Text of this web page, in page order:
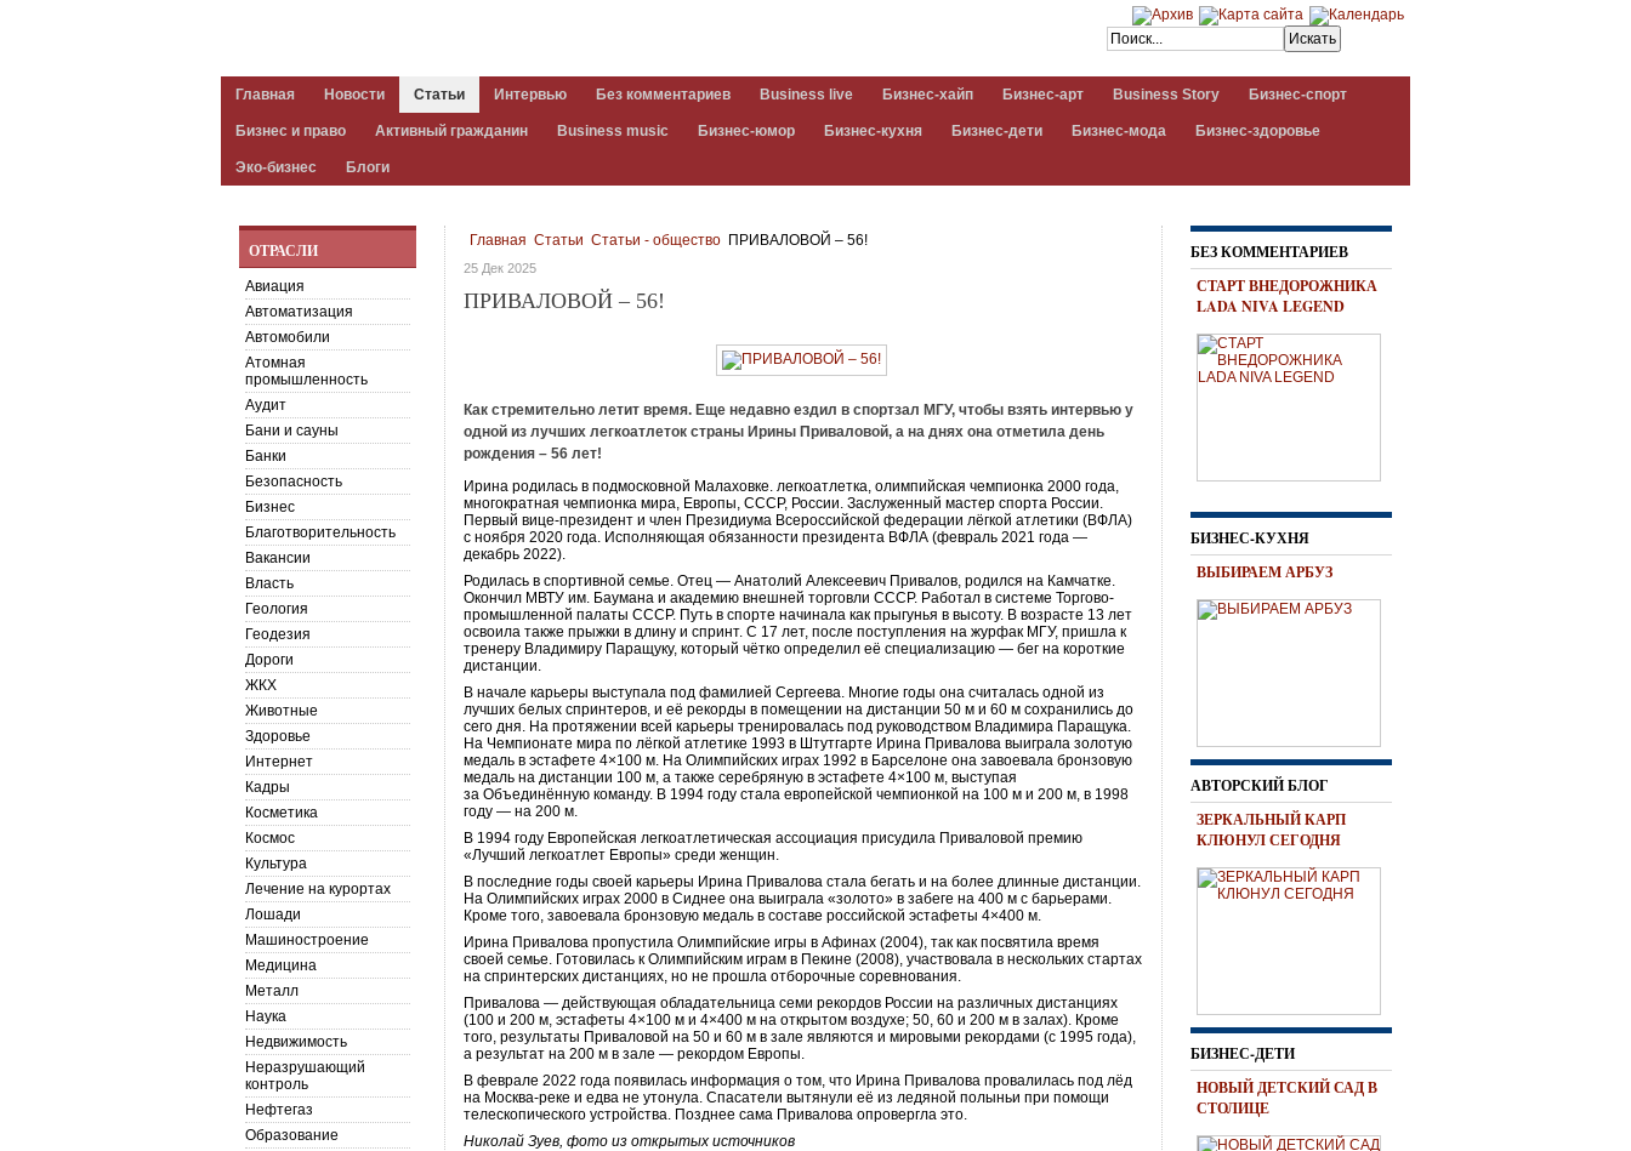
Главная Новости Статьи Интервью Без комментариев Business live Бизнес-хайп Бизнес-арт Business Story Бизнес-спорт
Бизнес и право Активный гражданин Business music Бизнес-юмор Бизнес-кухня Бизнес-дети Бизнес-мода Бизнес-здоровье
Эко-бизнес Блоги
Главная Статьи Статьи - общество ПРИВАЛОВОЙ – 56!
25 Дек 2025
ПРИВАЛОВОЙ – 56!
Как стремительно летит время. Еще недавно ездил в спортзал МГУ, чтобы взять интервью у
одной из лучших легкоатлеток страны Ирины Приваловой, а на днях она отметила день
рождения – 56 лет!
Ирина родилась в подмосковной Малаховке. легкоатлетка, олимпийская чемпионка 2000 года,
многократная чемпионка мира, Европы, СССР, России. Заслуженный мастер спорта России.
Первый вице-президент и член Президиума Всероссийской федерации лёгкой атлетики (ВФЛА)
с ноября 2020 года. Исполняющая обязанности президента ВФЛА (февраль 2021 года —
декабрь 2022).
Родилась в спортивной семье. Отец — Анатолий Алексеевич Привалов, родился на Камчатке.
Окончил МВТУ им. Баумана и академию внешней торговли СССР. Работал в системе Торгово-
промышленной палаты СССР. Путь в спорте начинала как прыгунья в высоту. В возрасте 13 лет
освоила также прыжки в длину и спринт. С 17 лет, после поступления на журфак МГУ, пришла к
тренеру Владимиру Паращуку, который чётко определил её специализацию — бег на короткие
дистанции.
В начале карьеры выступала под фамилией Сергеева. Многие годы она считалась одной из
лучших белых спринтеров, и её рекорды в помещении на дистанции 50 м и 60 м сохранились до
сего дня. На протяжении всей карьеры тренировалась под руководством Владимира Паращука.
На Чемпионате мира по лёгкой атлетике 1993 в Штутгарте Ирина Привалова выиграла золотую
медаль в эстафете 4×100 м. На Олимпийских играх 1992 в Барселоне она завоевала бронзовую
медаль на дистанции 100 м, а также серебряную в эстафете 4×100 м, выступая
за Объединённую команду. В 1994 году стала европейской чемпионкой на 100 м и 200 м, в 1998
году — на 200 м.
В 1994 году Европейская легкоатлетическая ассоциация присудила Приваловой премию
«Лучший легкоатлет Европы» среди женщин.
В последние годы своей карьеры Ирина Привалова стала бегать и на более длинные дистанции.
На Олимпийских играх 2000 в Сиднее она выиграла «золото» в забеге на 400 м с барьерами.
Кроме того, завоевала бронзовую медаль в составе российской эстафеты 4×400 м.
Ирина Привалова пропустила Олимпийские игры в Афинах (2004), так как посвятила время
своей семье. Готовилась к Олимпийским играм в Пекине (2008), участвовала в нескольких стартах
на спринтерских дистанциях, но не прошла отборочные соревнования.
Привалова — действующая обладательница семи рекордов России на различных дистанциях
(100 и 200 м, эстафеты 4×100 м и 4×400 м на открытом воздухе; 50, 60 и 200 м в залах). Кроме
того, результаты Приваловой на 50 и 60 м в зале являются и мировыми рекордами (с 1995 года),
а результат на 200 м в зале — рекордом Европы.
В феврале 2022 года появилась информация о том, что Ирина Привалова провалилась под лёд
на Москва-реке и едва не утонула. Спасатели вытянули её из ледяной полыньи при помощи
телескопического устройства. Позднее сама Привалова опровергла это.
Николай Зуев, фото из открытых источников
ОТРАСЛИ
Авиация
Автоматизация
Автомобили
Атомная
промышленность
Аудит
Бани и сауны
Банки
Безопасность
Бизнес
Благотворительность
Вакансии
Власть
Геология
Геодезия
Дороги
ЖКХ
Животные
Здоровье
Интернет
Кадры
Косметика
Космос
Культура
Лечение на курортах
Лошади
Машиностроение
Медицина
Металл
Наука
Недвижимость
Неразрушающий
контроль
Нефтегаз
Образование
БЕЗ КОММЕНТАРИЕВ
СТАРТ ВНЕДОРОЖНИКА
LADA NIVA LEGEND
БИЗНЕС-КУХНЯ
ВЫБИРАЕМ АРБУЗ
АВТОРСКИЙ БЛОГ
ЗЕРКАЛЬНЫЙ КАРП
КЛЮНУЛ СЕГОДНЯ
БИЗНЕС-ДЕТИ
НОВЫЙ ДЕТСКИЙ САД В
СТОЛИЦЕ